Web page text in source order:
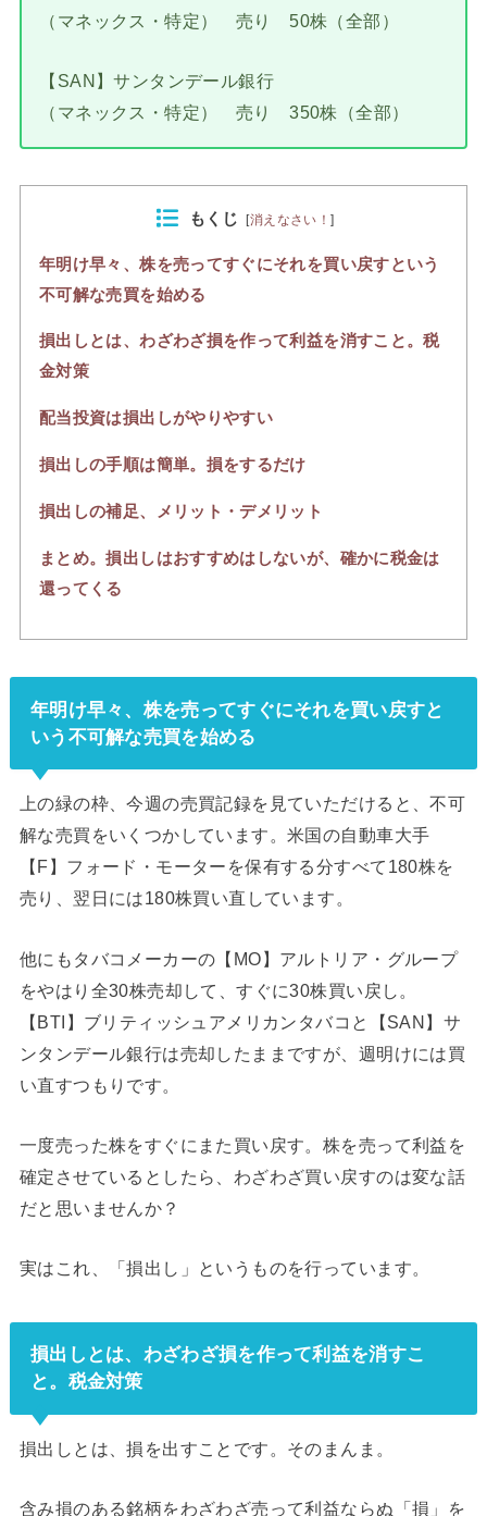
（マネックス・特定） 売り 50株（全部）
【SAN】サンタンデール銀行
（マネックス・特定） 売り 350株（全部）
もくじ [消えなさい！]
年明け早々、株を売ってすぐにそれを買い戻すという
不可解な売買を始める
損出しとは、わざわざ損を作って利益を消すこと。税
金対策
配当投資は損出しがやりやすい
損出しの手順は簡単。損をするだけ
損出しの補足、メリット・デメリット
まとめ。損出しはおすすめはしないが、確かに税金は
還ってくる
年明け早々、株を売ってすぐにそれを買い戻すと
いう不可解な売買を始める
上の緑の枠、今週の売買記録を見ていただけると、不可
解な売買をいくつかしています。米国の自動車大手
【F】フォード・モーターを保有する分すべて180株を
売り、翌日には180株買い直しています。
他にもタバコメーカーの【MO】アルトリア・グループ
をやはり全30株売却して、すぐに30株買い戻し。
【BTI】ブリティッシュアメリカンタバコと【SAN】サ
ンタンデール銀行は売却したままですが、週明けには買
い直すつもりです。
一度売った株をすぐにまた買い戻す。株を売って利益を
確定させているとしたら、わざわざ買い戻すのは変な話
だと思いませんか？
実はこれ、「損出し」というものを行っています。
損出しとは、わざわざ損を作って利益を消すこ
と。税金対策
損出しとは、損を出すことです。そのまんま。
含み損のある銘柄をわざわざ売って利益ならぬ「損」を